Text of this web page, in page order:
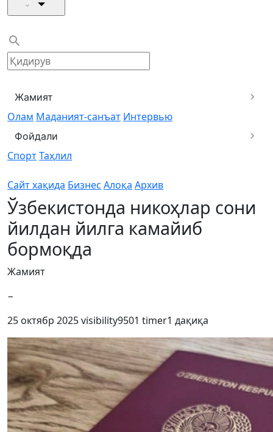
Жамият
Олам Маданият-санъат Интервью
Фойдали
СпортТаҳлил
Сайт хақида Бизнес Алоқа Архив
Ўзбекистонда никоҳлар сони
йилдан йилга камайиб
бормоқда
Жамият
−
25 октябр 2025visibility9501 timer1 дақиқа